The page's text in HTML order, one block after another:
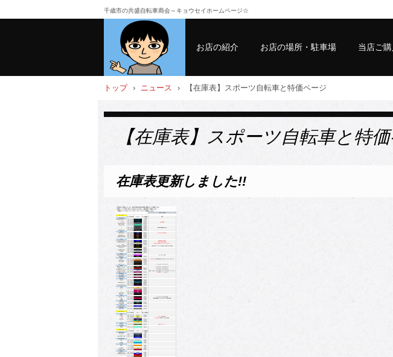
千歳市の共盛自転車商会～キョウセイホームページ☆
お店の紹介 お店の場所・駐車場 当店ご
トップ › ニュース › 【在庫表】スポーツ自転車と特価ページ
【在庫表】スポーツ自転車と特
在庫表更新しました!!